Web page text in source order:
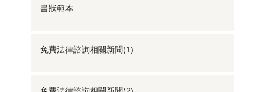
書狀範本
免費法律諮詢相關新聞(1)